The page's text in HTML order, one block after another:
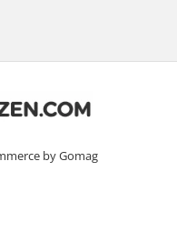
by Gomag